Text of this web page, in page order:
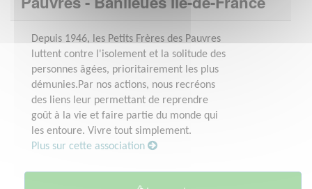
Depuis 1946, les Petits Frères des Pauvres
luttent contre l'isolement et la solitude des
personnes âgées, prioritairement les plus
démunies.Par nos actions, nous recréons
des liens leur permettant de reprendre
goût à la vie et faire partie du monde qui
les entoure. Vivre tout simplement.
Plus sur cette association